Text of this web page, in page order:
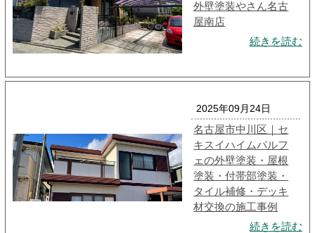
外壁塗装やさん名古
屋南店
続きを読む
2025年09月24日
名古屋市中川区｜セ
キスイハイムパルフ
ェの外壁塗装・屋根
塗装・付帯部塗装・
タイル補修・デッキ
材交換の施工事例
続きを読む